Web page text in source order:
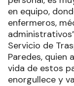
en equipo,
enfermeros,
Servicio de
Paredes, quien
vida de estos
enorgullece y